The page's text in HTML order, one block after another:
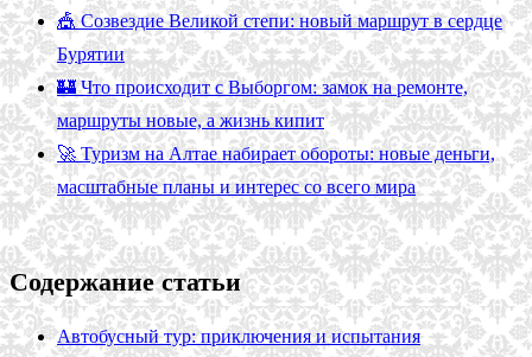
🎪 Созвездие Великой степи: новый маршрут в сердце
Бурятии
🏰 Что происходит с Выборгом: замок на ремонте,
маршруты новые, а жизнь кипит
🚀 Туризм на Алтае набирает обороты: новые деньги,
масштабные планы и интерес со всего мира
Содержание статьи
Автобусный тур: приключения и испытания